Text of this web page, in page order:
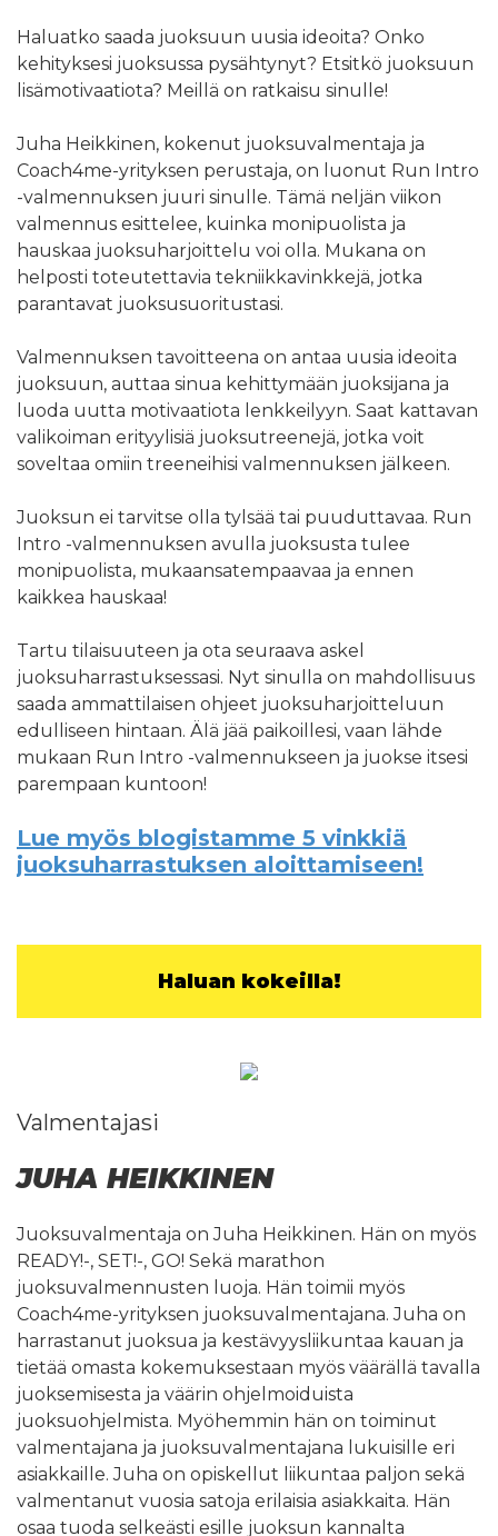
Haluatko saada juoksuun uusia ideoita? Onko
kehityksesi juoksussa pysähtynyt? Etsitkö juoksuun
lisämotivaatiota? Meillä on ratkaisu sinulle!
Juha Heikkinen, kokenut juoksuvalmentaja ja
Coach4me-yrityksen perustaja, on luonut Run Intro
-valmennuksen juuri sinulle. Tämä neljän viikon
valmennus esittelee, kuinka monipuolista ja
hauskaa juoksuharjoittelu voi olla. Mukana on
helposti toteutettavia tekniikkavinkkejä, jotka
parantavat juoksusuoritustasi.
Valmennuksen tavoitteena on antaa uusia ideoita
juoksuun, auttaa sinua kehittymään juoksijana ja
luoda uutta motivaatiota lenkkeilyyn. Saat kattavan
valikoiman erityylisiä juoksutreenejä, jotka voit
soveltaa omiin treeneihisi valmennuksen jälkeen.
Juoksun ei tarvitse olla tylsää tai puuduttavaa. Run
Intro -valmennuksen avulla juoksusta tulee
monipuolista, mukaansatempaavaa ja ennen
kaikkea hauskaa!
Tartu tilaisuuteen ja ota seuraava askel
juoksuharrastuksessasi. Nyt sinulla on mahdollisuus
saada ammattilaisen ohjeet juoksuharjoitteluun
edulliseen hintaan. Älä jää paikoillesi, vaan lähde
mukaan Run Intro -valmennukseen ja juokse itsesi
parempaan kuntoon!
Lue myös blogistamme 5 vinkkiä
juoksuharrastuksen aloittamiseen!
Haluan kokeilla!
Valmentajasi
JUHA HEIKKINEN
Juoksuvalmentaja on Juha Heikkinen. Hän on myös
READY!-, SET!-, GO! Sekä marathon
juoksuvalmennusten luoja. Hän toimii myös
Coach4me-yrityksen juoksuvalmentajana. Juha on
harrastanut juoksua ja kestävyysliikuntaa kauan ja
tietää omasta kokemuksestaan myös väärällä tavalla
juoksemisesta ja väärin ohjelmoiduista
juoksuohjelmista. Myöhemmin hän on toiminut
valmentajana ja juoksuvalmentajana lukuisille eri
asiakkaille. Juha on opiskellut liikuntaa paljon sekä
valmentanut vuosia satoja erilaisia asiakkaita. Hän
osaa tuoda selkeästi esille juoksun kannalta